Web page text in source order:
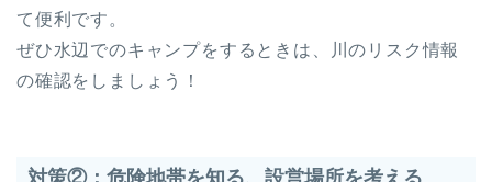
て便利です。
ぜひ水辺でのキャンプをするときは、川のリスク情報
の確認をしましょう！
対策②：危険地帯を知る、設営場所を考える